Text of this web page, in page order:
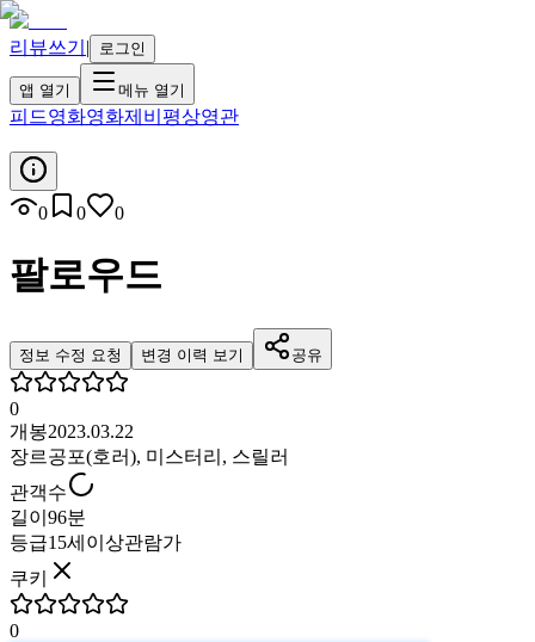
리뷰쓰기 | 로그인
앱 열기 메뉴 열기
피드영화영화제 비평상영관
0 0 0
팔로우드
정보 수정 요청 변경 이력 보기 공유
0
개봉2023.03.22
장르공포(호러), 미스터리, 스릴러
관객수
길이 96분
등급15세이상관람가
쿠키
0